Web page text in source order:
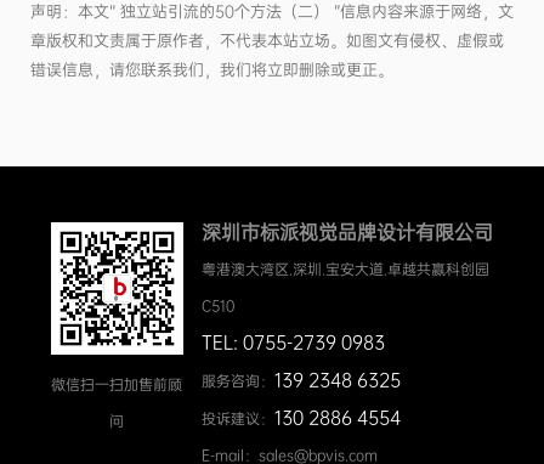
声明：本文“ 独立站引流的50个方法（二） ”信息内容来源于网络，文
章版权和文责属于原作者，不代表本站立场。如图文有侵权、虚假或
错误信息，请您联系我们，我们将立即删除或更正。
微信扫一扫加售前顾
问
深圳市标派视觉品牌设计有限公司
粤港澳大湾区.深圳.宝安大道.卓越共赢科创园
C510
TEL: 0755-2739 0983
服务咨询： 139 2348 6325
投诉建议： 130 2886 4554
E-mail：sales@bpvis.com